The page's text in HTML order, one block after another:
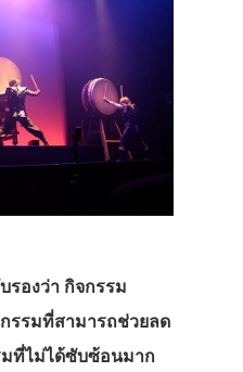
รองว่า กิจกรรม
รรมที่สามารถช่วยลด
มที่ไม่ได้ซับซ้อนมาก